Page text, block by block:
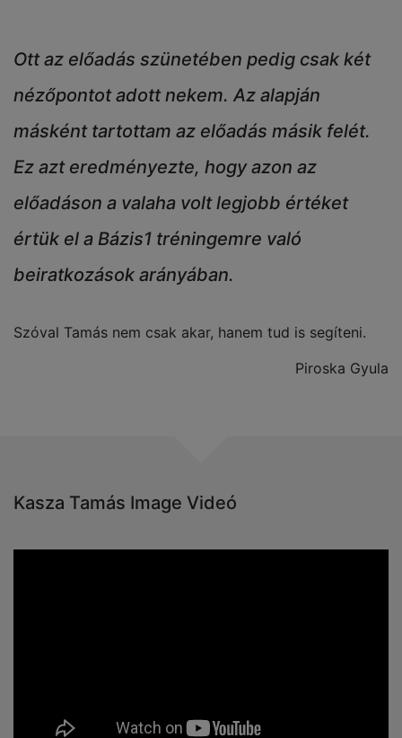
Ott az előadás szünetében pedig csak két
nézőpontot adott nekem. Az alapján
másként tartottam az előadás másik felét.
Ez azt eredményezte, hogy azon az
előadáson a valaha volt legjobb értéket
értük el a Bázis1 tréningemre való
beiratkozások arányában.
Szóval Tamás nem csak akar, hanem tud is segíteni.
Piroska Gyula
Kasza Tamás Image Videó